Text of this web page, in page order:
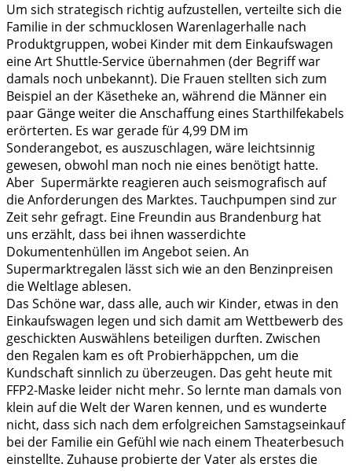
Um sich strategisch richtig aufzustellen, verteilte sich die
Familie in der schmucklosen Warenlagerhalle nach
Produktgruppen, wobei Kinder mit dem Einkaufswagen
eine Art Shuttle-Service übernahmen (der Begriff war
damals noch unbekannt). Die Frauen stellten sich zum
Beispiel an der Käsetheke an, während die Männer ein
paar Gänge weiter die Anschaffung eines Starthilfekabels
erörterten. Es war gerade für 4,99 DM im
Sonderangebot, es auszuschlagen, wäre leichtsinnig
gewesen, obwohl man noch nie eines benötigt hatte.
Aber Supermärkte reagieren auch seismografisch auf
die Anforderungen des Marktes. Tauchpumpen sind zur
Zeit sehr gefragt. Eine Freundin aus Brandenburg hat
uns erzählt, dass bei ihnen wasserdichte
Dokumentenhüllen im Angebot seien. An
Supermarktregalen lässt sich wie an den Benzinpreisen
die Weltlage ablesen.
Das Schöne war, dass alle, auch wir Kinder, etwas in den
Einkaufswagen legen und sich damit am Wettbewerb des
geschickten Auswählens beteiligen durften. Zwischen
den Regalen kam es oft Probierhäppchen, um die
Kundschaft sinnlich zu überzeugen. Das geht heute mit
FFP2-Maske leider nicht mehr. So lernte man damals von
klein auf die Welt der Waren kennen, und es wunderte
nicht, dass sich nach dem erfolgreichen Samstagseinkauf
bei der Familie ein Gefühl wie nach einem Theaterbesuch
einstellte. Zuhause probierte der Vater als erstes die